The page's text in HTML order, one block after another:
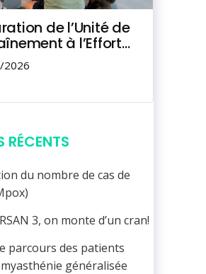
de l’Unité de
à l’Effort
2026
RÉCENTS
du nombre de cas de
3, on monte d’un cran!
parcours des patients
généralisée